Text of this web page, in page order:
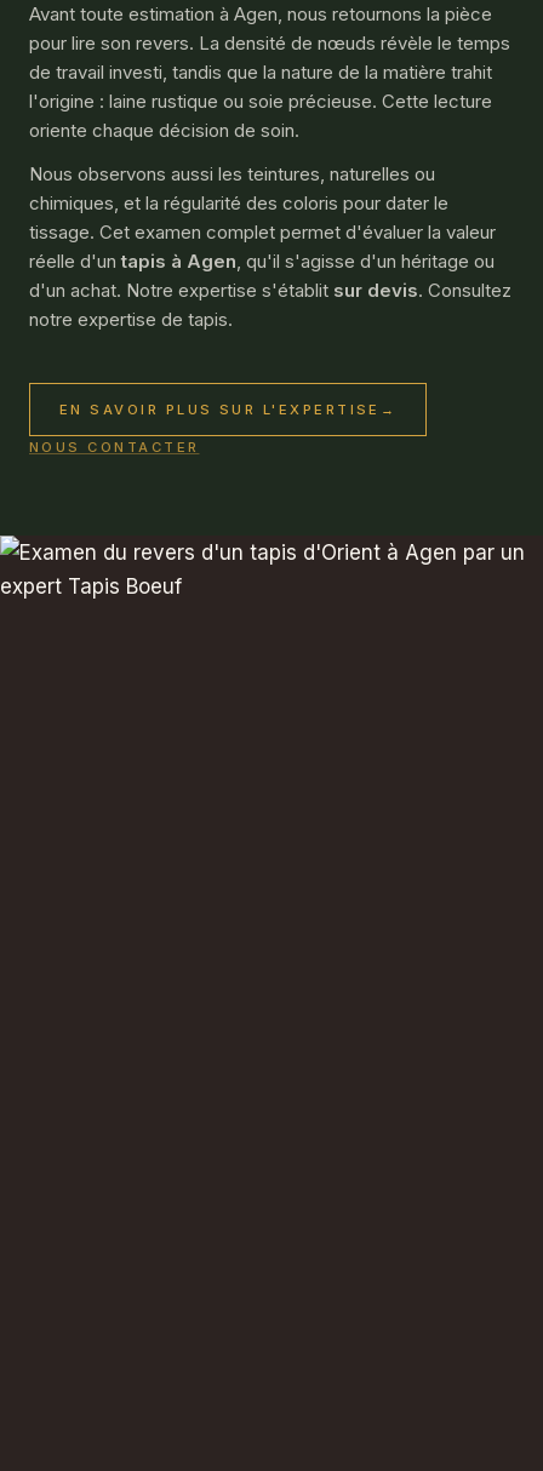
Avant toute estimation à Agen, nous retournons la pièce
pour lire son revers. La densité de nœuds révèle le temps
de travail investi, tandis que la nature de la matière trahit
l'origine : laine rustique ou soie précieuse. Cette lecture
oriente chaque décision de soin.
Nous observons aussi les teintures, naturelles ou
chimiques, et la régularité des coloris pour dater le
tissage. Cet examen complet permet d'évaluer la valeur
réelle d'untapis à Agen, qu'il s'agisse d'un héritage ou
d'un achat. Notre expertise s'établit sur devis. Consultez
notre expertise de tapis.
EN SAVOIR PLUS SUR L'EXPERTISE →
NOUS CONTACTER